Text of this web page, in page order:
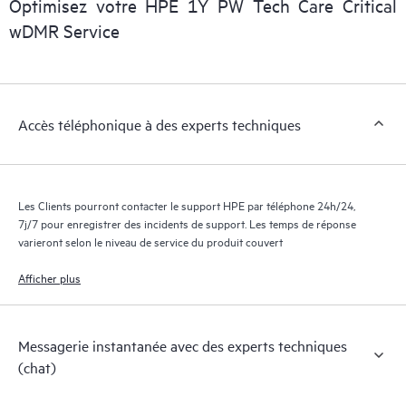
numérique personnalisée et optimisée qui fournit des données
exploitables sur des cas de service de produits HPE et des
Clients peuvent gérer plus facilement leurs actifs en identifiant
comprenant comment ces produits interagissent ensemble. Les
d’effectuer certaines activités sans avoir à ouvrir un incident de
connaissances dûment sélectionnées. Le service HPE Tech Care
donne accès à des ressources HPE qui favoriseront l’excellence
périphérie au cloud.
Optimisez votre HPE 1Y PW Tech Care Critical
wDMR Service
Accès téléphonique à des experts techniques
Les Clients pourront contacter le support HPE par téléphone 24h/24,
7j/7 pour enregistrer des incidents de support. Les temps de réponse
varieront selon le niveau de service du produit couvert
Afficher plus
Messagerie instantanée avec des experts techniques
(chat)